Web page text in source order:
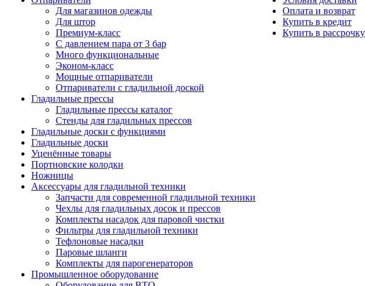
Для магазинов одежды
Для штор
Премиум-класс
С давлением пара от 3 бар
Много функциональные
Эконом-класс
Мощные отпариватели
Отпариватели с гладильной доской
Гладильные прессы
Гладильные прессы каталог
Стенды для гладильных прессов
Гладильные доски с функциями
Гладильные доски
Уценённые товары
Портновские колодки
Ножницы
Аксессуары для гладильной техники
Запчасти для современной гладильной техники
Чехлы для гладильных досок и прессов
Комплекты насадок для паровой чистки
Фильтры для гладильной техники
Тефлоновые насадки
Паровые шланги
Комплекты для парогенераторов
Промышленное оборудование
Оплата и возврат
Купить в кредит
Купить в рассрочку